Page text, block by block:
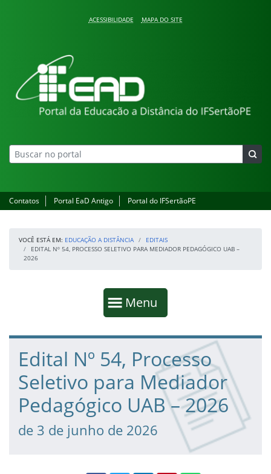
ACESSIBILIDADE MAPA DO SITE
Educação a Distância
Contatos Portal EaD Antigo Portal do IFSertãoPE
VOCÊ ESTÁ EM: EDUCAÇÃO A DISTÂNCIA
EDITAIS
EDITAL Nº 54, PROCESSO SELETIVO PARA MEDIADOR PEDAGÓGICO UAB –
2026
Mostrar
Menu
Fim da navegação
Início do conteúdo
Edital Nº 54, Processo
Seletivo para Mediador
Pedagógico UAB – 2026
de 3 de junho de 2026